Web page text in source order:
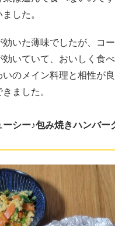
した。
効いた薄味でしたが、コ
いていて、おいしく食
いのメイン料理と相性が
ました。
ーシー♪包み焼きハンバー